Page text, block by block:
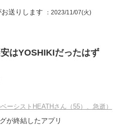
送りします ：2023/11/07(火)
はYOSHIKIだったはず
ーシストHEATHさん（55）、急逝）
が終結したアプリ